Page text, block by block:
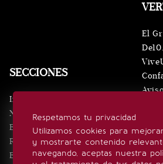
Respetamos tu privacidad
Utilizamos cookies para
y mostrarte contenido
navegando, aceptas nuestra
SECCIONES
Inicio
Noticias
Eventos
Realeza
Estilo de vida
El